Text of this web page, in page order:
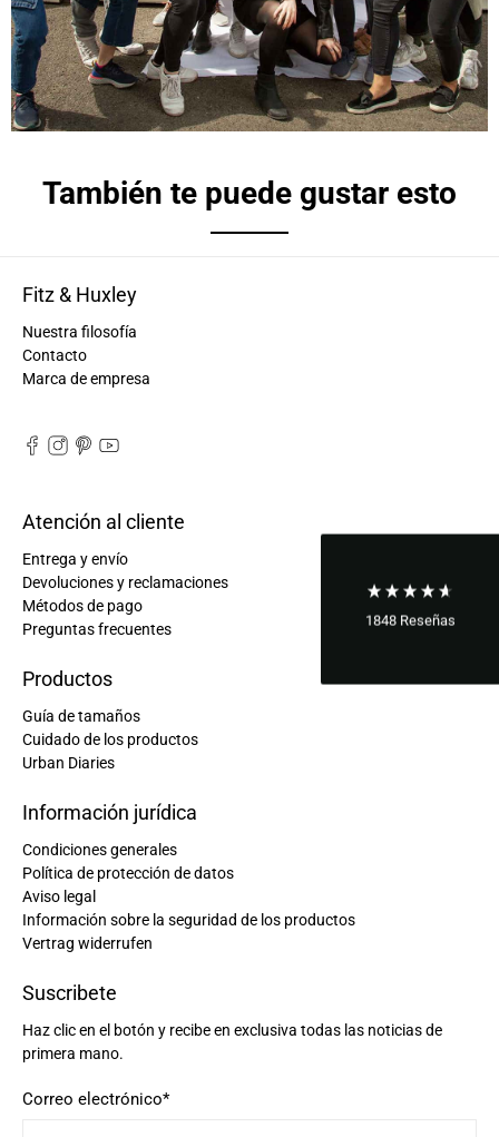
1848 Reseñas
También te puede gustar esto
Fitz & Huxley
Nuestra filosofía
Contacto
Marca de empresa
Atención al cliente
Entrega y envío
Devoluciones y reclamaciones
Métodos de pago
Preguntas frecuentes
Productos
Guía de tamaños
Cuidado de los productos
Urban Diaries
Información jurídica
Condiciones generales
Política de protección de datos
Aviso legal
Información sobre la seguridad de los productos
Vertrag widerrufen
Suscribete
Haz clic en el botón y recibe en exclusiva todas las noticias de
primera mano.
Correo electrónico*